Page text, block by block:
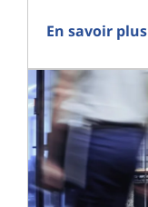
En savoir plus